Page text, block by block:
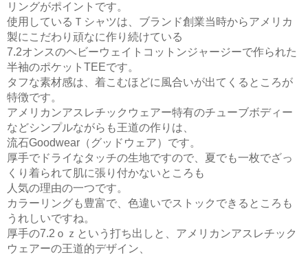
リングがポイントです。
使用しているＴシャツは、ブランド創業当時からアメリカ
製にこだわり頑なに作り続けている
7.2オンスのヘビーウェイトコットンジャージーで作られた
半袖のポケットTEEです。
タフな素材感は、着こむほどに風合いが出てくるところが
特徴です。
アメリカンアスレチックウェアー特有のチューブボディー
などシンプルながらも王道の作りは、
流石Goodwear（グッドウェア）です。
厚手でドライなタッチの生地ですので、夏でも一枚でざっ
くり着られて肌に張り付かないところも
人気の理由の一つです。
カラーリングも豊富で、色違いでストックできるところも
うれしいですね。
厚手の7.2ｏｚという打ち出しと、アメリカンアスレチック
ウェアーの王道的デザイン、